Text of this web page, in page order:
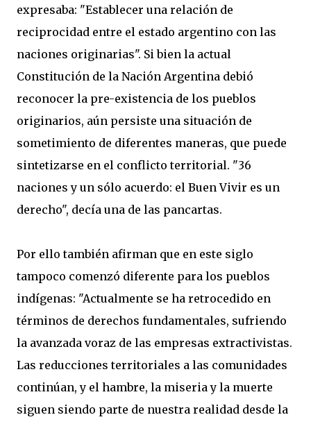
expresaba: "Establecer una relación de
reciprocidad entre el estado argentino con las
naciones originarias". Si bien la actual
Constitución de la Nación Argentina debió
reconocer la pre-existencia de los pueblos
originarios, aún persiste una situación de
sometimiento de diferentes maneras, que puede
sintetizarse en el conflicto territorial. "36
naciones y un sólo acuerdo: el Buen Vivir es un
derecho", decía una de las pancartas.
Por ello también afirman que en este siglo
tampoco comenzó diferente para los pueblos
indígenas: "Actualmente se ha retrocedido en
términos de derechos fundamentales, sufriendo
la avanzada voraz de las empresas extractivistas.
Las reducciones territoriales a las comunidades
continúan, y el hambre, la miseria y la muerte
siguen siendo parte de nuestra realidad desde la